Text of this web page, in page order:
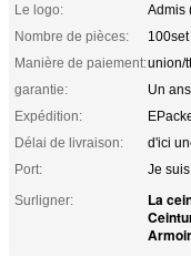
Le logo:
Admis
Nombre de pièces:
100set
Manière de paiement:union/
garantie:
Un ans
Expédition:
Délai de livraison:
d'ici
Port:
Je
Surligner:
La